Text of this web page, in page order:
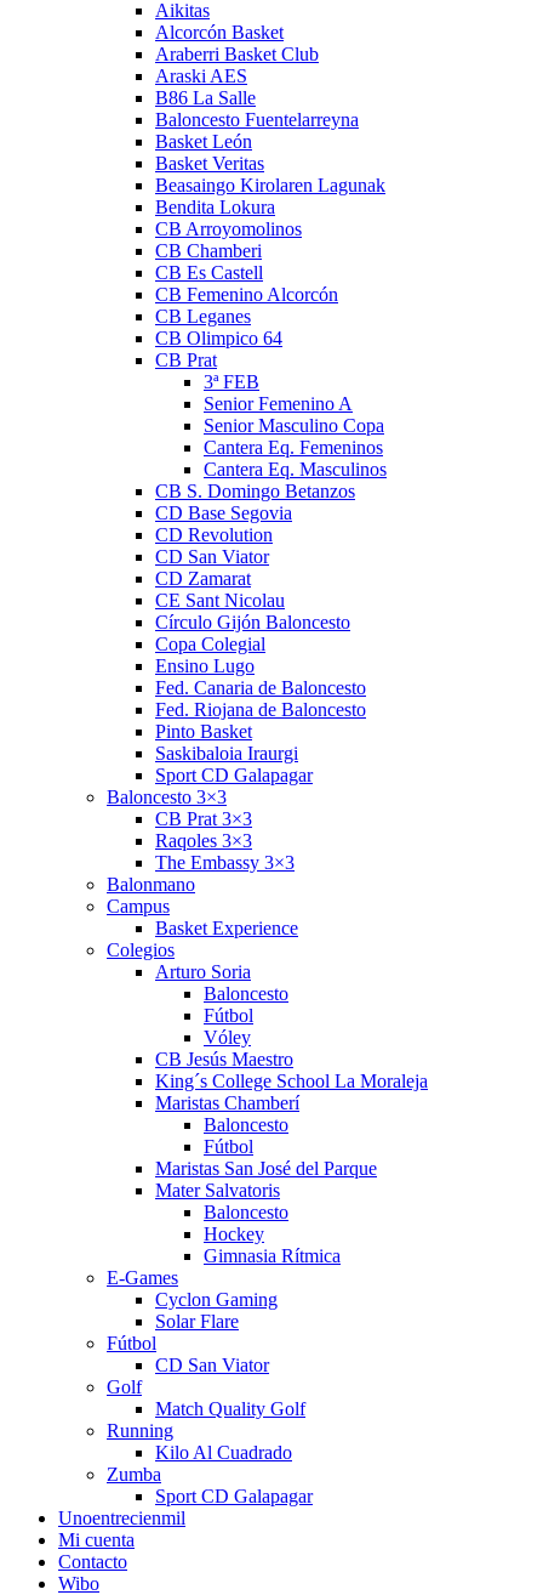
Aikitas
Alcorcón Basket
Araberri Basket Club
Araski AES
B86 La Salle
Baloncesto Fuentelarreyna
Basket León
Basket Veritas
Beasaingo Kirolaren Lagunak
Bendita Lokura
CB Arroyomolinos
CB Chamberi
CB Es Castell
CB Femenino Alcorcón
CB Leganes
CB Olimpico 64
CB Prat
3ª FEB
Senior Femenino A
Senior Masculino Copa
Cantera Eq. Femeninos
Cantera Eq. Masculinos
CB S. Domingo Betanzos
CD Base Segovia
CD Revolution
CD San Viator
CD Zamarat
CE Sant Nicolau
Círculo Gijón Baloncesto
Copa Colegial
Ensino Lugo
Fed. Canaria de Baloncesto
Fed. Riojana de Baloncesto
Pinto Basket
Saskibaloia Iraurgi
Sport CD Galapagar
Baloncesto 3×3
CB Prat 3×3
Raqoles 3×3
The Embassy 3×3
Balonmano
Campus
Basket Experience
Colegios
Arturo Soria
Baloncesto
Fútbol
Vóley
CB Jesús Maestro
King´s College School La Moraleja
Maristas Chamberí
Baloncesto
Fútbol
Maristas San José del Parque
Mater Salvatoris
Baloncesto
Hockey
Gimnasia Rítmica
E-Games
Cyclon Gaming
Solar Flare
Fútbol
CD San Viator
Golf
Match Quality Golf
Running
Kilo Al Cuadrado
Zumba
Sport CD Galapagar
Unoentrecienmil
Mi cuenta
Contacto
Wibo